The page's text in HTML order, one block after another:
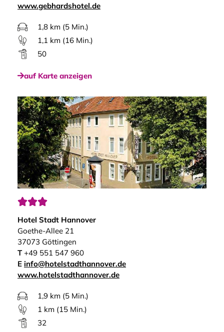
www.gebhardshotel.de
1,8 km (5 Min.)
1,1 km (16 Min.)
50
auf Karte anzeigen

Hotel Stadt Hannover
Goethe-Allee 21
37073 Göttingen
T+49 551 547 960
E info@hotelstadthannover.de
www.hotelstadthannover.de
1,9 km (5 Min.)
1 km (15 Min.)
32